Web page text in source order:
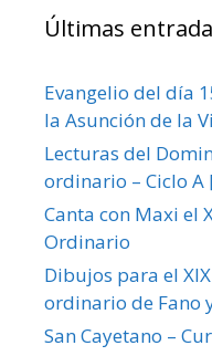
Últimas
Evangelio del día
la Asunción de la
Lecturas del
ordinario – Ciclo A
Canta con Maxi el
Ordinario
Dibujos para el
ordinario de Fano
San Cayetano –